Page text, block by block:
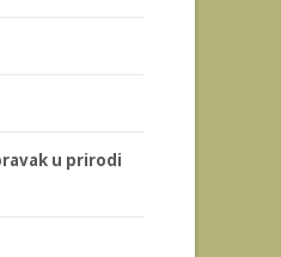
u prirodi